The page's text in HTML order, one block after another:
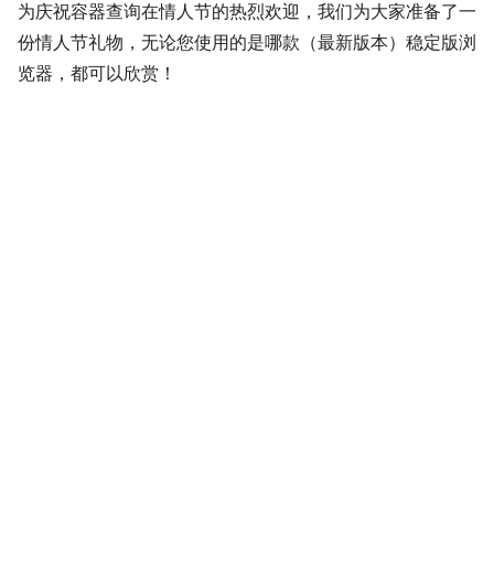
为庆祝容器查询在情人节的热烈欢迎，我们为大家准备了一
份情人节礼物，无论您使用的是哪款（最新版本）稳定版浏
览器，都可以欣赏！